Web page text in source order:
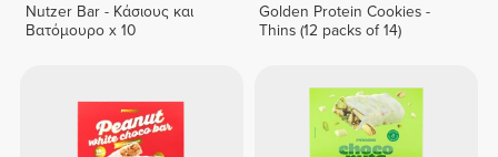
Nutzer Bar - Κάσιους και
Βατόμουρο x 10
Golden Protein Cookies -
Thins (12 packs of 14)